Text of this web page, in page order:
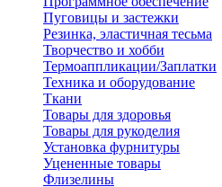
Пуговицы и застежки
Резинка, эластичная тесьма
Творчество и хобби
Термоаппликации/Заплатки
Техника и оборудование
Ткани
Товары для здоровья
Товары для рукоделия
Установка фурнитуры
Уцененные товары
Флизелины